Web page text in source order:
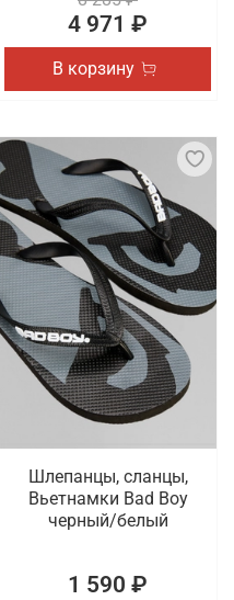
4 971 ₽
В корзину
Шлепанцы, сланцы,
Вьетнамки Bad Boy
черный/белый
1 590 ₽